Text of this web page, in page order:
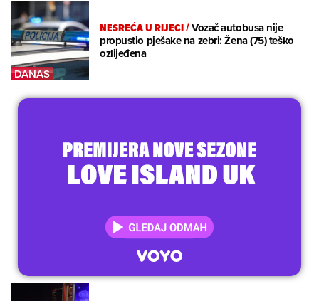
NESREĆA U RIJECI/Vozač autobusa nije
propustio pješake na zebri: Žena (75) teško
ozlijeđena